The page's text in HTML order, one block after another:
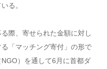
る。
際、寄せられた金額に対し
「マッチング寄付」の形で
）を通して6月に首都ダ